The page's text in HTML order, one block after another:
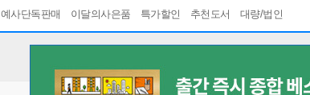
예사단독판매 이달의사은품 특가할인 추천도서 대량/법인